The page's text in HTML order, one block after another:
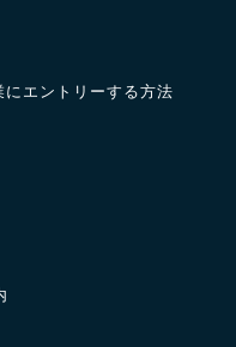
にエントリーする方法